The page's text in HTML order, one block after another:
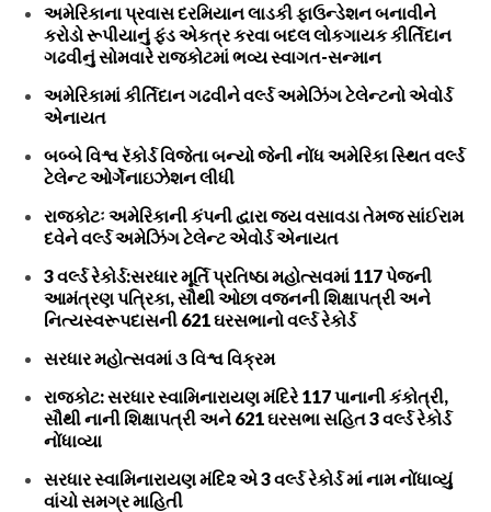
અમેરિકાના પ્રવાસ દરમિયાન લાડકી ફાઉન્ડેશન બનાવીને
કરોડો રૂપીયાનું ફંડ એકત્ર કરવા બદલ લોકગાયક કીર્તિદાન
ગઢવીનું સોમવારે રાજકોટમાં ભવ્ય સ્વાગત-સન્માન
અમેરિકામાં કીર્તિદાન ગઢવીને વર્લ્ડ અમેઝિંગ ટેલેન્ટનો એવોર્ડ
એનાયત
બબ્બે વિશ્વ રૅકોર્ડ વિજેતા બન્યો જેની નોંધ અમેરિકા સ્થિત વર્લ્ડ
ટેલેન્ટ ઓર્ગેનાઇઝેશન લીધી
રાજકોટઃ અમેરિકાની કંપની દ્વારા જય વસાવડા તેમજ સાંઈરામ
દવેને વર્લ્ડ અમેઝિંગ ટેલેન્ટ એવોર્ડ એનાયત
3 વર્લ્ડ રેકોર્ડ:સરધાર મૂર્તિ પ્રતિષ્ઠા મહોત્સવમાં 117 પેજની
આમંત્રણ પત્રિકા, સૌથી ઓછા વજનની શિક્ષાપત્રી અને
નિત્યસ્વરૂપદાસની 621 ઘરસભાનો વર્લ્ડ રેકોર્ડ
સરધાર મહોત્સવમાં ૩ વિશ્વ વિક્રમ
રાજકોટ: સરધાર સ્વામિનારાયણ મંદિરે 117 પાનાની કંકોત્રી,
સૌથી નાની શિક્ષાપત્રી અને 621 ઘરસભા સહિત 3 વર્લ્ડ રેકોર્ડ
નોંધાવ્યા
સરધાર સ્વામિનારાયણ મંદિ૨ એ 3 વર્લ્ડ રેકોર્ડ માં નામ નોંધાવ્યું
વાંચો સમગ્ર માહિતી